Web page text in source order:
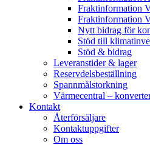
Fraktinformation
Fraktinformation
Nytt bidrag för
Stöd till
Stöd & bidrag
Leveranstider & lager
Reservdelsbeställning
Spannmålstorkning
Värmecentral –
Kontakt
Återförsäljare
Kontaktuppgifter
Om oss